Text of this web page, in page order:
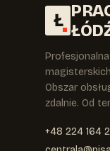
Ł
Obszar
zdalnie. Od
+48 224 164